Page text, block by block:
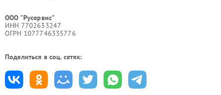
ООО "Русервис"
ИНН 7702633247
ОГРН 1077746335776
Поделиться в соц. сетях: